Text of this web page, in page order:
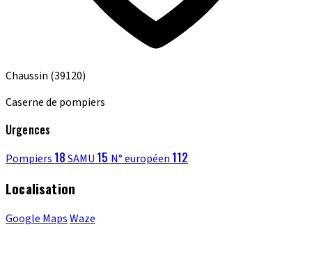
Chaussin (39120)
Caserne de pompiers
Urgences
Pompiers 18SAMU 15 N° européen 112
Localisation
Google MapsWaze